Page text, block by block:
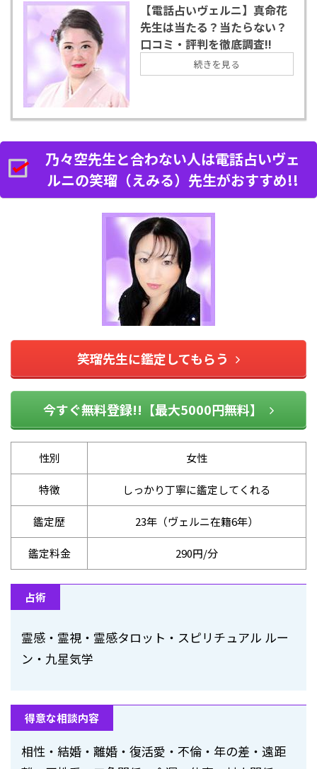
【電話占いヴェルニ】真命花
先生は当たる？当たらない？
口コミ・評判を徹底調査!!
続きを見る
乃々空先生と合わない人は電話占いヴェ
ルニの笑瑠（えみる）先生がおすすめ!!
笑瑠先生に鑑定してもらう
今すぐ無料登録!!【最大5000円無料】
性別 女性
特徴 しっかり丁寧に鑑定してくれる
鑑定歴 23年（ヴェルニ在籍6年）
鑑定料金 290円/分
占術
霊感・霊視・霊感タロット・スピリチュアル ルー
ン・九星気学
得意な相談内容
相性・結婚・離婚・復活愛・不倫・年の差・遠距